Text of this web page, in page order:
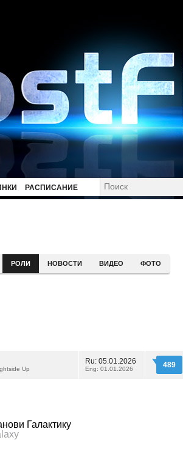
РАСПИСАНИЕ
РОЛИ НОВОСТИ ВИДЕО ФОТО
Up
Ru: 05.01.2026
Eng: 01.01.2026 489
Галактику